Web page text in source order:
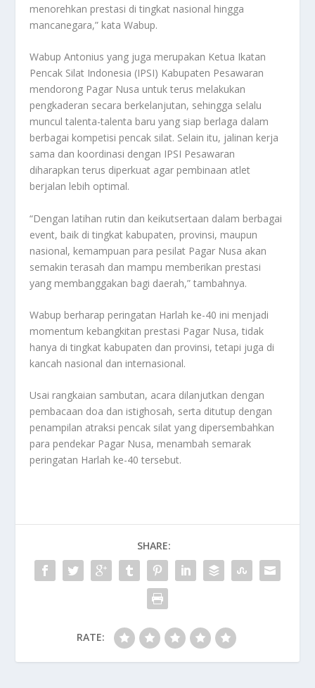
menorehkan prestasi di tingkat nasional hingga
mancanegara,” kata Wabup.
Wabup Antonius yang juga merupakan Ketua Ikatan
Pencak Silat Indonesia (IPSI) Kabupaten Pesawaran
mendorong Pagar Nusa untuk terus melakukan
pengkaderan secara berkelanjutan, sehingga selalu
muncul talenta-talenta baru yang siap berlaga dalam
berbagai kompetisi pencak silat. Selain itu, jalinan kerja
sama dan koordinasi dengan IPSI Pesawaran
diharapkan terus diperkuat agar pembinaan atlet
berjalan lebih optimal.
“Dengan latihan rutin dan keikutsertaan dalam berbagai
event, baik di tingkat kabupaten, provinsi, maupun
nasional, kemampuan para pesilat Pagar Nusa akan
semakin terasah dan mampu memberikan prestasi
yang membanggakan bagi daerah,” tambahnya.
Wabup berharap peringatan Harlah ke-40 ini menjadi
momentum kebangkitan prestasi Pagar Nusa, tidak
hanya di tingkat kabupaten dan provinsi, tetapi juga di
kancah nasional dan internasional.
Usai rangkaian sambutan, acara dilanjutkan dengan
pembacaan doa dan istighosah, serta ditutup dengan
penampilan atraksi pencak silat yang dipersembahkan
para pendekar Pagar Nusa, menambah semarak
peringatan Harlah ke-40 tersebut.
SHARE:
RATE: